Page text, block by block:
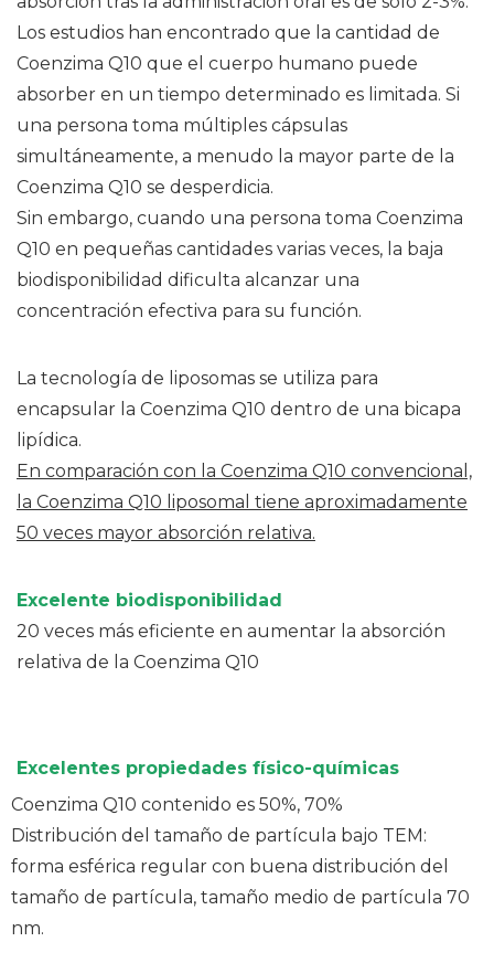
Los estudios han encontrado que la cantidad de
Coenzima Q10 que el cuerpo humano puede
absorber en un tiempo determinado es limitada. Si
una persona toma múltiples cápsulas
simultáneamente, a menudo la mayor parte de la
Coenzima Q10 se desperdicia.
Sin embargo, cuando una persona toma Coenzima
Q10 en pequeñas cantidades varias veces, la baja
biodisponibilidad dificulta alcanzar una
concentración efectiva para su función.
La tecnología de liposomas se utiliza para
encapsular la Coenzima Q10 dentro de una bicapa
lipídica.
En comparación con la Coenzima Q10 convencional,
la Coenzima Q10 liposomal tiene aproximadamente
50 veces mayor absorción relativa.
Excelente biodisponibilidad
20 veces más eficiente en aumentar la absorción
relativa de la Coenzima Q10
Excelentes propiedades físico-químicas
Coenzima Q10 contenido es 50%, 70%
Distribución del tamaño de partícula bajo TEM:
forma esférica regular con buena distribución del
tamaño de partícula, tamaño medio de partícula 70
nm.